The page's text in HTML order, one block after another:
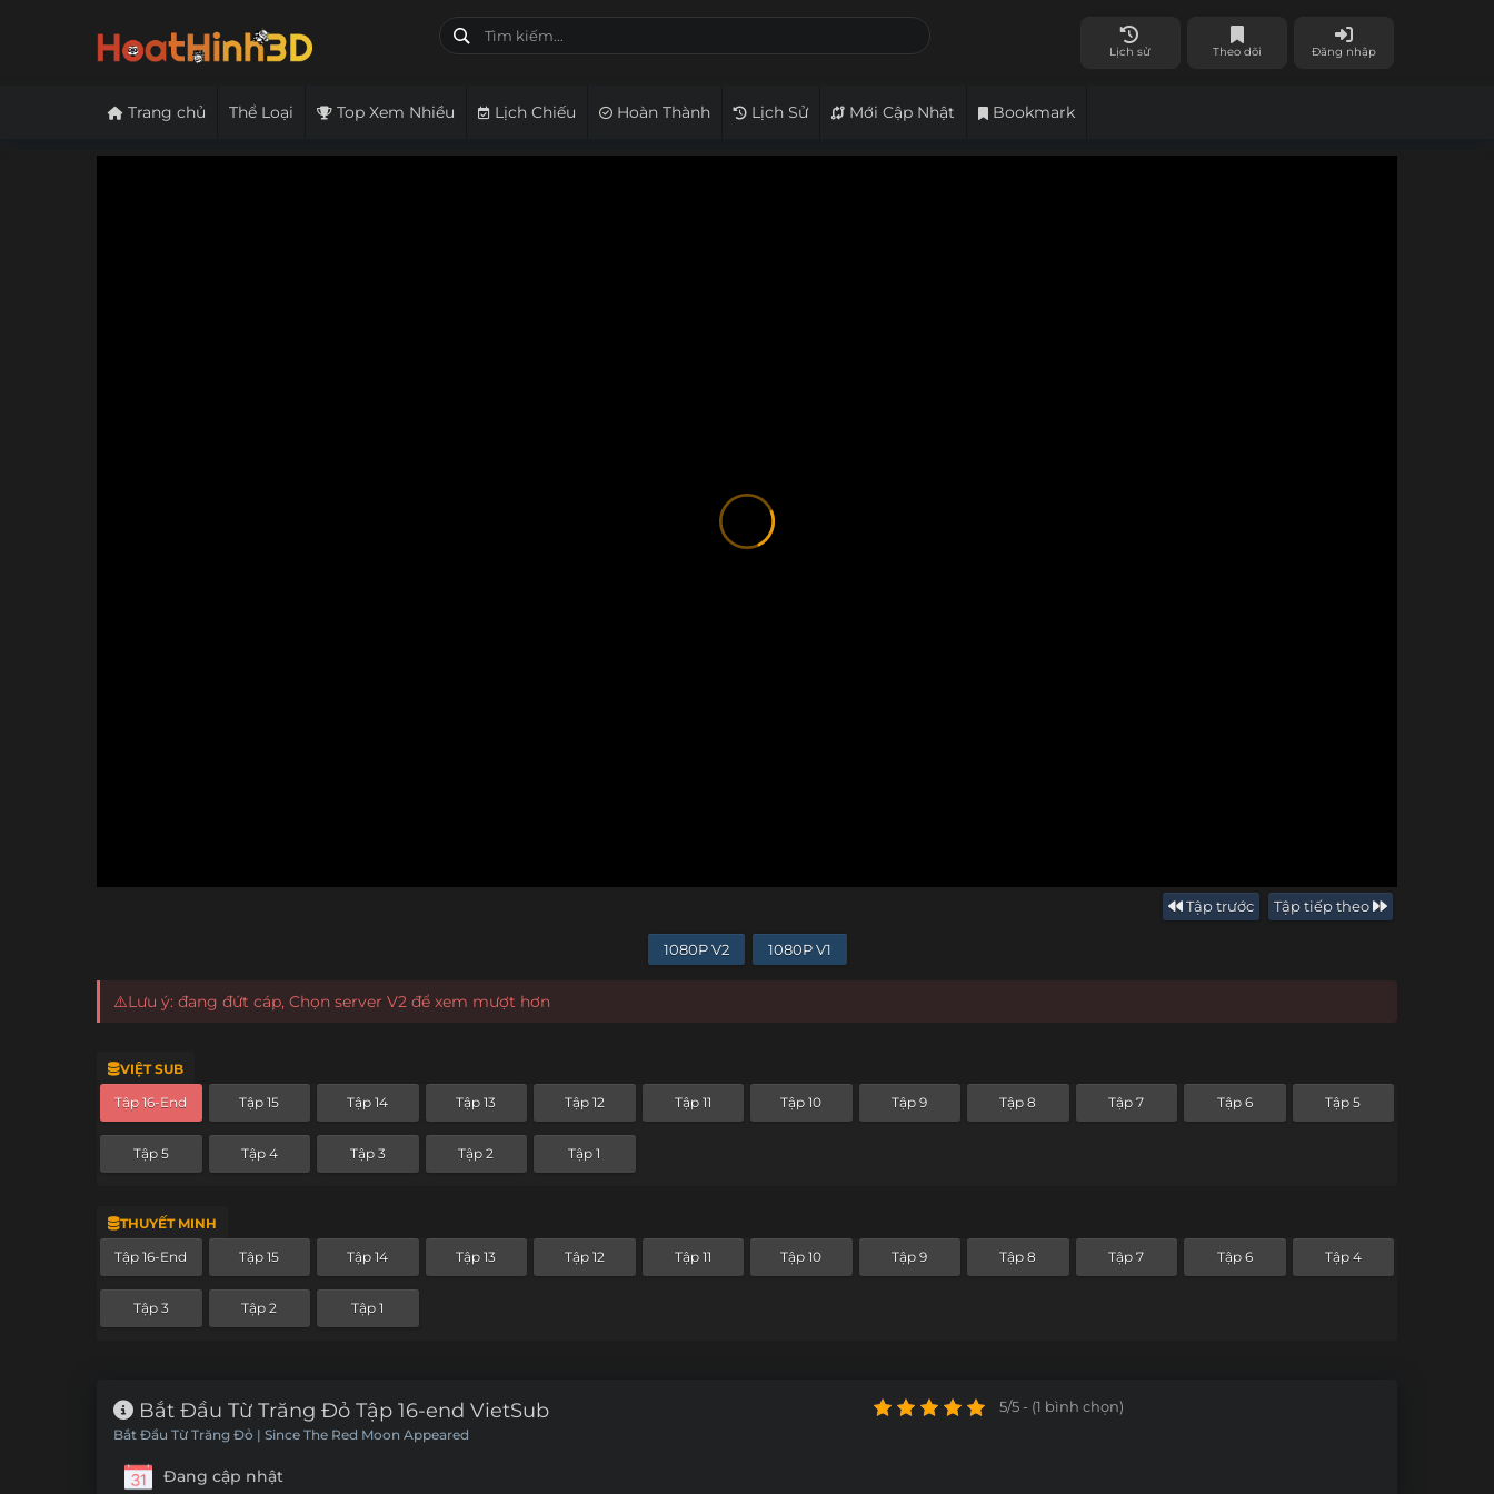
Lịch sử Theo dõi Đăng nhập
Trang chủ Thể Loại Top Xem Nhiều Lịch Chiếu Hoàn Thành Lịch Sử Mới Cập Nhật Bookmark
Tập trước Tập tiếp theo
1080P V2 1080P V1
⚠️Lưu ý: đang đứt cáp, Chọn server V2 để xem mượt hơn
VIỆT SUB
Tập 16-End Tập 15 Tập 14 Tập 13 Tập 12 Tập 11 Tập 10 Tập 9 Tập 8 Tập 7 Tập 6 Tập 5
Tập 5 Tập 4 Tập 3 Tập 2 Tập 1
THUYẾT MINH
Tập 16-End Tập 15 Tập 14 Tập 13 Tập 12 Tập 11 Tập 10 Tập 9 Tập 8 Tập 7 Tập 6 Tập 4
Tập 3 Tập 2 Tập 1
Bắt Đầu Từ Trăng Đỏ Tập 16-end VietSub
Bắt Đầu Từ Trăng Đỏ | Since The Red Moon Appeared
Đang cập nhật
5/5 - (1 bình chọn)